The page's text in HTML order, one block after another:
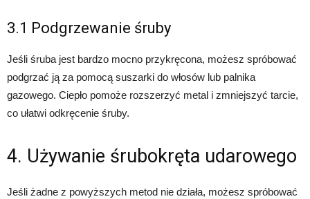
3.1 Podgrzewanie śruby
Jeśli śruba jest bardzo mocno przykręcona, możesz spróbować
podgrzać ją za pomocą suszarki do włosów lub palnika
gazowego. Ciepło pomoże rozszerzyć metal i zmniejszyć tarcie,
co ułatwi odkręcenie śruby.
4. Używanie śrubokręta udarowego
Jeśli żadne z powyższych metod nie działa, możesz spróbować